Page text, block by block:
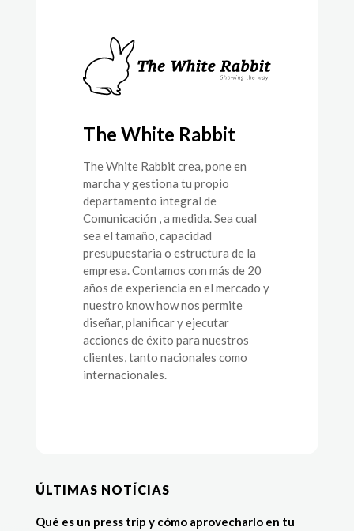
The White Rabbit
The White Rabbit crea, pone en
marcha y gestiona tu propio
departamento integral de
Comunicación , a medida. Sea cual
sea el tamaño, capacidad
presupuestaria o estructura de la
empresa. Contamos con más de 20
años de experiencia en el mercado y
nuestro know how nos permite
diseñar, planificar y ejecutar
acciones de éxito para nuestros
clientes, tanto nacionales como
internacionales.
ÚLTIMAS NOTÍCIAS
Qué es un press trip y cómo aprovecharlo en tu